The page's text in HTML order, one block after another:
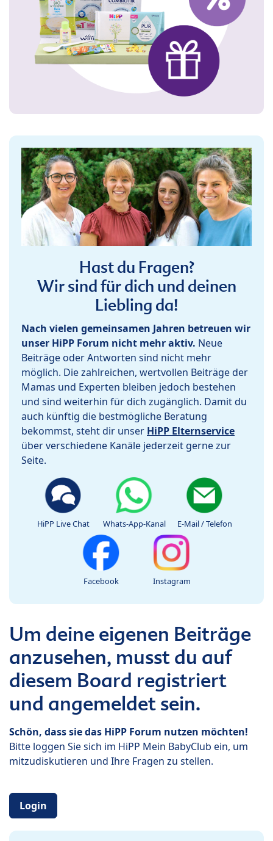
Hast du Fragen?
Wir sind für dich und deinen
Liebling da!
Nach vielen gemeinsamen Jahren betreuen wir
unser HiPP Forum nicht mehr aktiv. Neue
Beiträge oder Antworten sind nicht mehr
möglich. Die zahlreichen, wertvollen Beiträge der
Mamas und Experten bleiben jedoch bestehen
und sind weiterhin für dich zugänglich. Damit du
auch künftig die bestmögliche Beratung
bekommst, steht dir unser HiPP Elternservice
über verschiedene Kanäle jederzeit gerne zur
Seite.
HiPP Live Chat Whats-App-Kanal E-Mail / Telefon
Facebook Instagram
Um deine eigenen Beiträge
anzusehen, musst du auf
diesem Board registriert
und angemeldet sein.
Schön, dass sie das HiPP Forum nutzen möchten!
Bitte loggen Sie sich im HiPP Mein BabyClub ein, um
mitzudiskutieren und Ihre Fragen zu stellen.
Login